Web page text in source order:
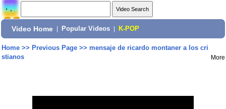
Video Home Popular Videos K-POP
Home>> Previous Page>> mensaje de ricardo montaner a los cri
stianos
More